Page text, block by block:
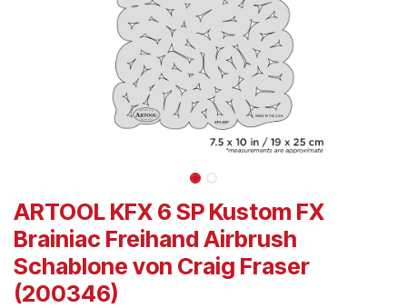
ARTOOL KFX 6 SP Kustom FX
Brainiac Freihand Airbrush
Schablone von Craig Fraser
(200346)